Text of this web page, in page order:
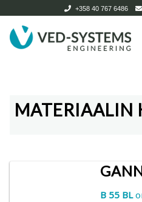
+358 40 767 6486
Siirry
navigointiin
Siirry
sisältöön
Tuotteet
Puutavarakuivaamot ja
Tuotteet
MATERIAALIN
B 55 BL